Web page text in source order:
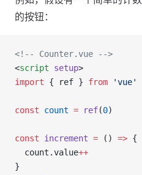
的按钮：
<!-- Counter.vue -->
<script setup>
import { ref } from 'vue'
const count = ref(0)
const increment = () => {
  count
.value++
}